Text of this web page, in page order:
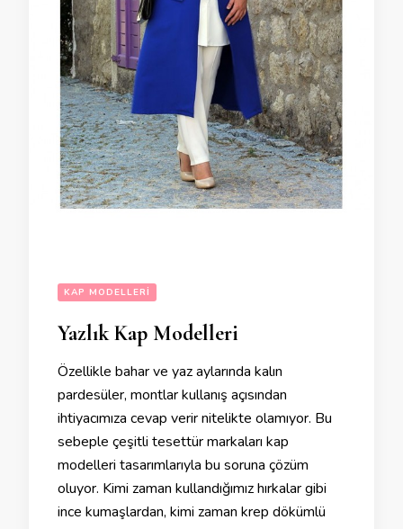
KAP MODELLERI
Yazlık Kap Modelleri
Özellikle bahar ve yaz aylarında kalın
pardesüler, montlar kullanış açısından
ihtiyacımıza cevap verir nitelikte olamıyor. Bu
sebeple çeşitli tesettür markaları kap
modelleri tasarımlarıyla bu soruna çözüm
oluyor. Kimi zaman kullandığımız hırkalar gibi
ince kumaşlardan, kimi zaman krep dökümlü